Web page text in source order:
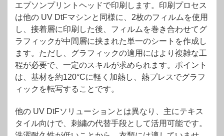
エプソンプリントヘッドで印刷します。印刷プロセス
は他の UV DtFマシンと同様に、2枚のフィルムを使用
し、接着層に印刷した後、フィルムを巻き合わせてグ
ラフィックが中間層に挟まれた単一のシートを作成し
ます。ただし、グラフィックの適用にはより複雑な工
程が必要で、一定のスキルが求められます。ポイント
は、基材を約120°Cに軽く加熱し、熱プレスでグラフ
ィックを転写することです。
他の UV DtFソリューションとは異なり、主にテキス
タイル向けで、刺繍の代替手段として活用可能です。